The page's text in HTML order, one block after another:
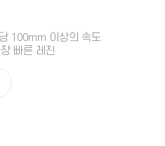
100mm 이상의 속도
빠른 레진